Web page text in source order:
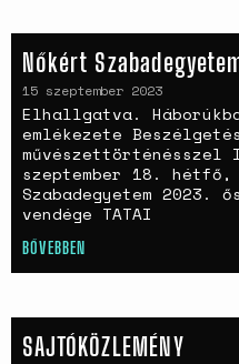
Nőkért
15 szeptember 2023
Elhallgatva.
emlékezete
művészettörténésszel
szeptember 18.
Szabadegyetem 2023.
vendége TATAI
BŐVEBBEN
SAJTÓKÖZLEMÉNY